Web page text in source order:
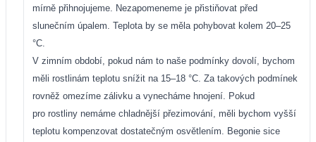
mírně přihnojujeme. Nezapomeneme je přistiňovat před
slunečním úpalem. Teplota by se měla pohybovat kolem 20–25
°C.
V zimním období, pokud nám to naše podmínky dovolí, bychom
měli rostlinám teplotu snížit na 15–18 °C. Za takových podmínek
rovněž omezíme zálivku a vynecháme hnojení. Pokud
pro rostliny nemáme chladnější přezimování, měli bychom vyšší
teplotu kompenzovat dostatečným osvětlením. Begonie sice